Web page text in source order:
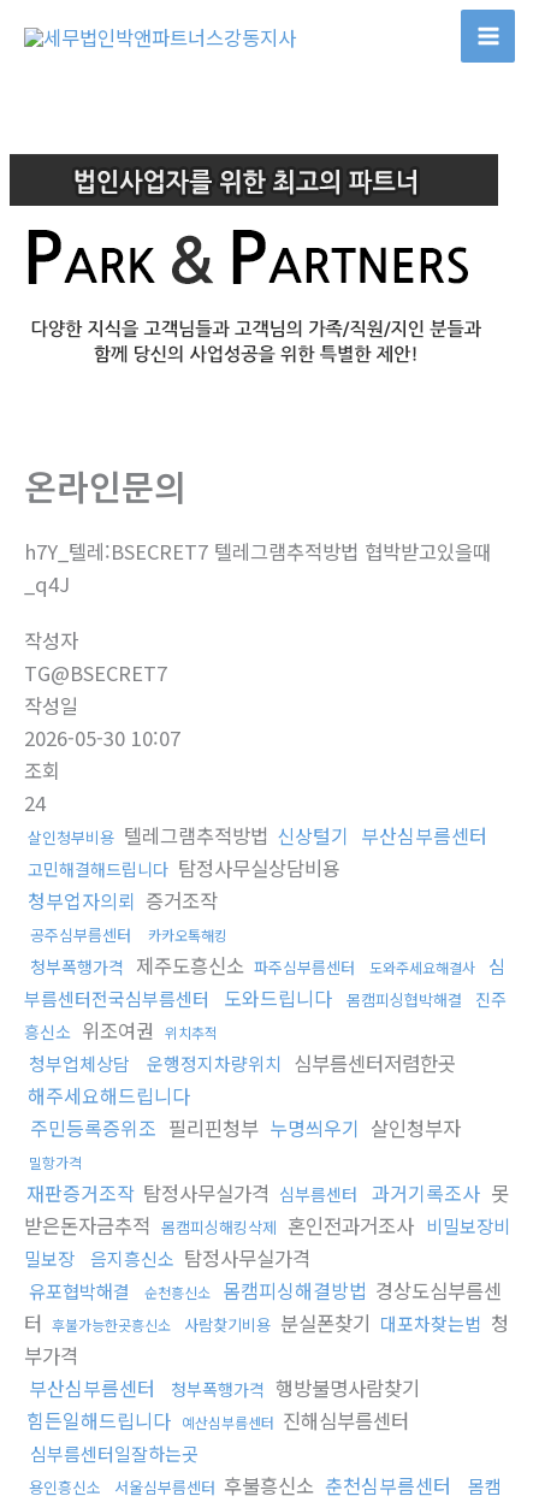
뛰
온라인문의
h7Y_텔레:BSECRET7 텔레그램추적방법 협박받고있을때
_q4J
작성자
TG@BSECRET7
작성일
2026-05-30 10:07
조회
24
살인청부비용 텔레그램추적방법 신상털기 부산심부름센터
고민해결해드립니다 탐정사무실상담비용
청부업자의뢰 증거조작
공주심부름센터 카카오톡해킹
청부폭행가격 제주도흥신소 파주심부름센터 도와주세요해결사
심
부름센터전국심부름센터
도와드립니다 몸캠피싱협박해결
진주
흥신소 위조여권 위치추적
청부업체상담 운행정지차량위치
심부름센터저렴한곳
해주세요해드립니다
주민등록증위조 필리핀청부 누명씌우기 살인청부자
밀항가격
재판증거조작 탐정사무실가격 심부름센터 과거기록조사 못
받은돈자금추적 몸캠피싱해킹삭제 혼인전과거조사 비밀보장비
밀보장
음지흥신소 탐정사무실가격
유포협박해결 순천흥신소 몸캠피싱해결방법 경상도심부름센
터 후불가능한곳흥신소 사람찾기비용 분실폰찾기 대포차찾는법 청
부가격
부산심부름센터
청부폭행가격 행방불명사람찾기
힘든일해드립니다 예산심부름센터 진해심부름센터
심부름센터일잘하는곳
용인흥신소 서울심부름센터 후불흥신소 춘천심부름센터
몸캠